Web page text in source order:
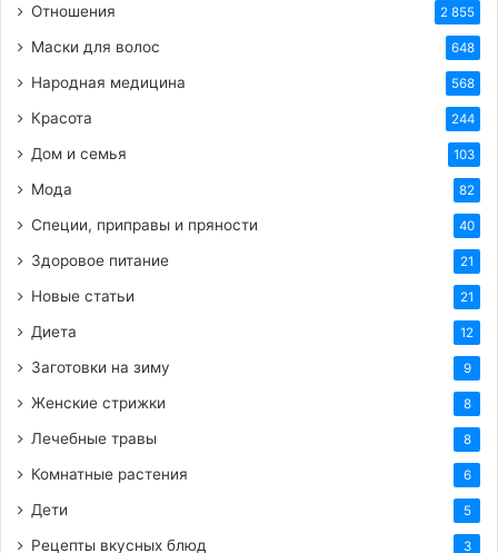
HTML-код для вставки на сайт и блог:
BB-код для вставки на форум:
Ссылка на изображение:
С добрым утром!
HTML-код для вставки на сайт и блог:
Отношения 2 855
Маски для волос 648
Народная медицина 568
Красота 244
Дом и семья 103
Мода 82
Специи, приправы и пряности 40
Здоровое питание 21
Новые статьи 21
Диета 12
Заготовки на зиму 9
Женские стрижки 8
Лечебные травы 8
Комнатные растения 6
Дети 5
Рецепты вкусных блюд 3